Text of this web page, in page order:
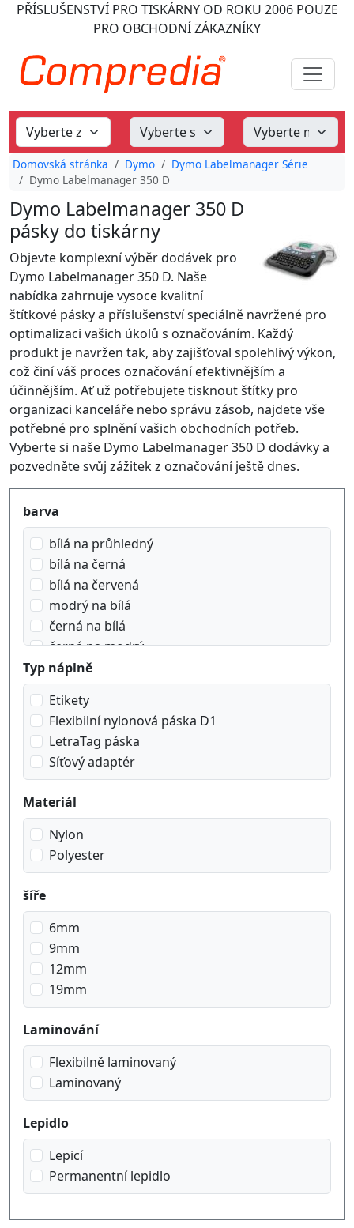
PŘÍSLUŠENSTVÍ PRO TISKÁRNY OD ROKU 2006POUZE
PRO OBCHODNÍ ZÁKAZNÍKY
Domovská stránka Dymo
Dymo Labelmanager Série
Dymo Labelmanager 350 D
Dymo Labelmanager 350 D
pásky do tiskárny
Objevte komplexní výběr dodávek pro
Dymo Labelmanager 350 D. Naše
nabídka zahrnuje vysoce kvalitní
štítkové pásky a příslušenství speciálně navržené pro
optimalizaci vašich úkolů s označováním. Každý
produkt je navržen tak, aby zajišťoval spolehlivý výkon,
což činí váš proces označování efektivnějším a
účinnějším. Ať už potřebujete tisknout štítky pro
organizaci kanceláře nebo správu zásob, najdete vše
potřebné pro splnění vašich obchodních potřeb.
Vyberte si naše Dymo Labelmanager 350 D dodávky a
pozvedněte svůj zážitek z označování ještě dnes.
Produktfilter
barva
bílá na průhledný
bílá na černá
bílá na červená
modrý na bílá
černá na bílá
černá na modrý
černá na oranžový
černá na průhledný
černá na zelená
černá na červená
černá na žlutý
červená na bílá
Typ náplně
Etikety
Flexibilní nylonová páska D1
LetraTag páska
Síťový adaptér
Materiál
Nylon
Polyester
šíře
6mm
9mm
12mm
19mm
Laminování
Flexibilně laminovaný
Laminovaný
Lepidlo
Lepicí
Permanentní lepidlo